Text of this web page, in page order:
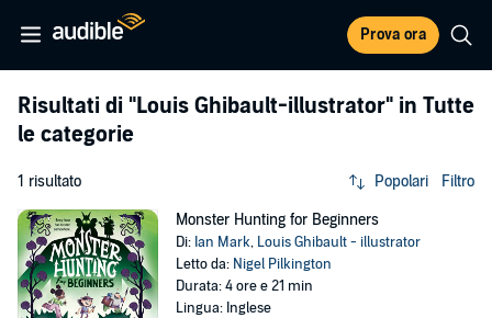
Prova ora
Risultati di "Louis Ghibault-illustrator" in Tutte
le categorie
1 risultato Popolari Filtro
Monster Hunting for Beginners
Di: Ian Mark, Louis Ghibault - illustrator
Letto da: Nigel Pilkington
Durata: 4 ore e 21 min
Lingua: Inglese